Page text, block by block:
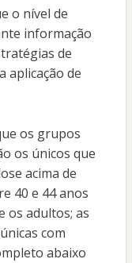
o nível de
informação
de
aplicação de
os grupos
os únicos que
acima de
40 e 44 anos
os adultos; as
com
abaixo